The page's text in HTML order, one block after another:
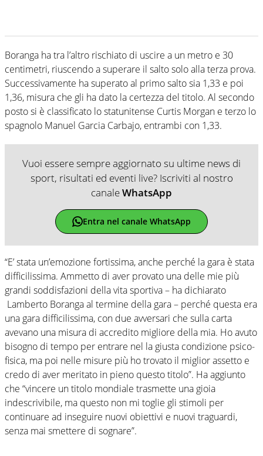
Boranga ha tra l’altro rischiato di uscire a un metro e 30
centimetri, riuscendo a superare il salto solo alla terza prova.
Successivamente ha superato al primo salto sia 1,33 e poi
1,36, misura che gli ha dato la certezza del titolo. Al secondo
posto si è classificato lo statunitense Curtis Morgan e terzo lo
spagnolo Manuel Garcia Carbajo, entrambi con 1,33.
Vuoi essere sempre aggiornato su ultime news di
sport, risultati ed eventi live? Iscriviti al nostro
canaleWhatsApp
Entra nel canale WhatsApp
“E’ stata un’emozione fortissima, anche perché la gara è stata
difficilissima. Ammetto di aver provato una delle mie più
grandi soddisfazioni della vita sportiva – ha dichiarato
Lamberto Boranga al termine della gara – perché questa era
una gara difficilissima, con due avversari che sulla carta
avevano una misura di accredito migliore della mia. Ho avuto
bisogno di tempo per entrare nel la giusta condizione psico-
fisica, ma poi nelle misure più ho trovato il miglior assetto e
credo di aver meritato in pieno questo titolo”. Ha aggiunto
che “vincere un titolo mondiale trasmette una gioia
indescrivibile, ma questo non mi toglie gli stimoli per
continuare ad inseguire nuovi obiettivi e nuovi traguardi,
senza mai smettere di sognare”.